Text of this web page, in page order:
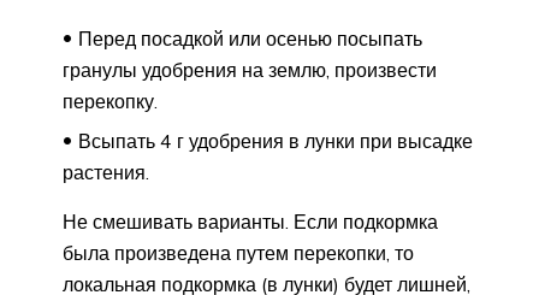
Перед посадкой или осенью посыпать
гранулы удобрения на землю, произвести
перекопку.
Всыпать 4 г удобрения в лунки при высадке
растения.
Не смешивать варианты. Если подкормка
была произведена путем перекопки, то
локальная подкормка (в лунки) будет лишней,